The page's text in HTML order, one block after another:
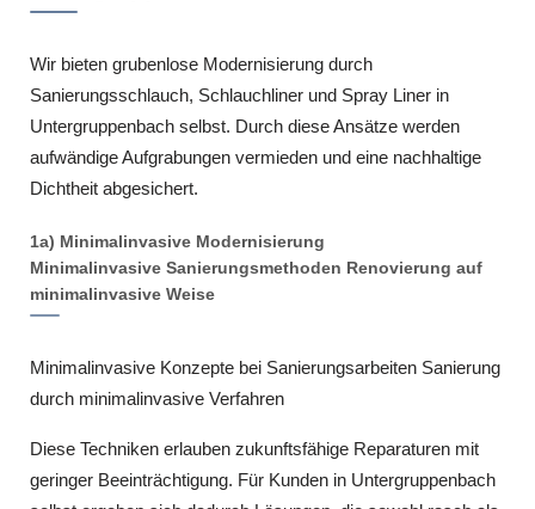
Wir bieten grubenlose Modernisierung durch
Sanierungsschlauch, Schlauchliner und Spray Liner in
Untergruppenbach selbst. Durch diese Ansätze werden
aufwändige Aufgrabungen vermieden und eine nachhaltige
Dichtheit abgesichert.
1a) Minimalinvasive Modernisierung
Minimalinvasive Sanierungsmethoden Renovierung auf
minimalinvasive Weise
Minimalinvasive Konzepte bei Sanierungsarbeiten Sanierung
durch minimalinvasive Verfahren
Diese Techniken erlauben zukunftsfähige Reparaturen mit
geringer Beeinträchtigung. Für Kunden in Untergruppenbach